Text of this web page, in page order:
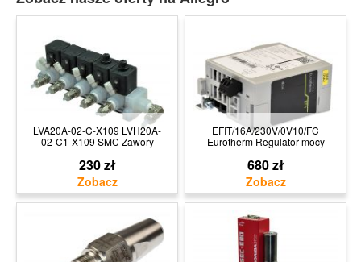
LVA20A-02-C-X109 LVH20A-
02-C1-X109 SMC Zawory
230 zł
EFIT/16A/230V/0V10/FC
Eurotherm Regulator mocy
680 zł